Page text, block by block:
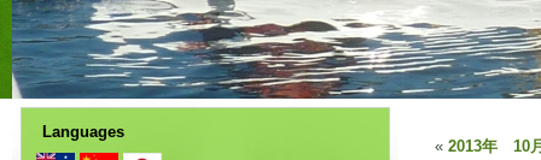
Languages
« 2013年 10